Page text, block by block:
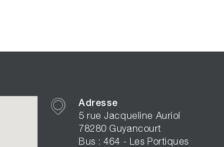
Adresse
5 rue Jacqueline Auriol
78280 Guyancourt
Bus : 464 - Les Portiques